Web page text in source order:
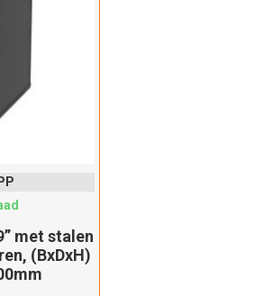
met stalen
(BxDxH)